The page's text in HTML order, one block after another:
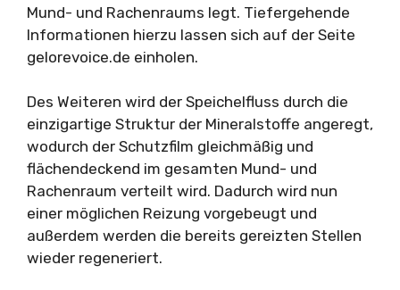
Mund- und Rachenraums legt. Tiefergehende
Informationen hierzu lassen sich auf der Seite
gelorevoice.de einholen.
Des Weiteren wird der Speichelfluss durch die
einzigartige Struktur der Mineralstoffe angeregt,
wodurch der Schutzfilm gleichmäßig und
flächendeckend im gesamten Mund- und
Rachenraum verteilt wird. Dadurch wird nun
einer möglichen Reizung vorgebeugt und
außerdem werden die bereits gereizten Stellen
wieder regeneriert.